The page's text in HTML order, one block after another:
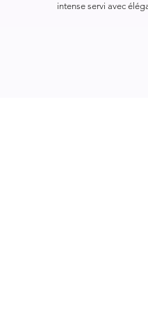
intense servi avec